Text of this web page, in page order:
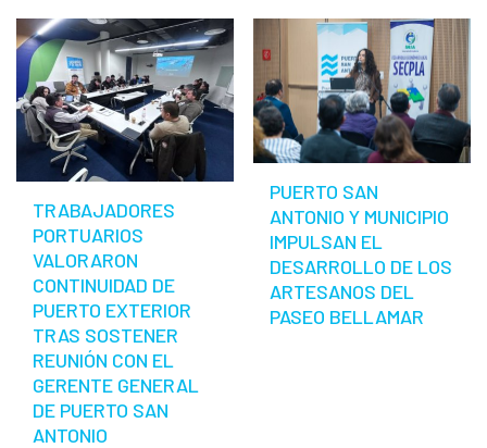
TRABAJADORES
PORTUARIOS
VALORARON
CONTINUIDAD DE
PUERTO EXTERIOR
TRAS SOSTENER
REUNIÓN CON EL
GERENTE GENERAL
DE PUERTO SAN
ANTONIO
PUERTO SAN
ANTONIO Y MUNICIPIO
IMPULSAN EL
DESARROLLO DE LOS
ARTESANOS DEL
PASEO BELLAMAR